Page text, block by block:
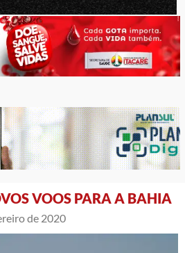
VOOS PARA A BAHIA
de 2020